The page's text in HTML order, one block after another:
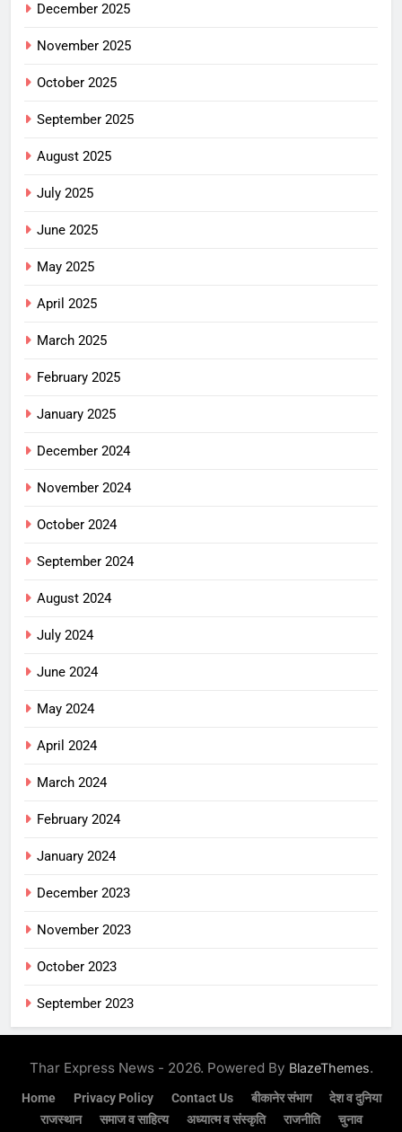
December 2025
November 2025
October 2025
September 2025
August 2025
July 2025
June 2025
May 2025
April 2025
March 2025
February 2025
January 2025
December 2024
November 2024
October 2024
September 2024
August 2024
July 2024
June 2024
May 2024
April 2024
March 2024
February 2024
January 2024
December 2023
November 2023
October 2023
September 2023
Thar Express News - 2026. Powered By BlazeThemes.
Home Privacy Policy Contact Us बीकानेर संभाग
देश व दुनिया
राजस्थान
समाज व साहित्य अध्यात्म व संस्कृति राजनीति चुनाव